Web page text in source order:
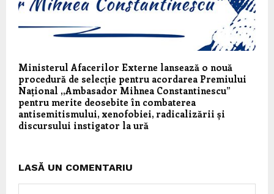
Ministerul Afacerilor Externe lansează o nouă
procedură de selecție pentru acordarea Premiului
Național ,,Ambasador Mihnea Constantinescu”
pentru merite deosebite în combaterea
antisemitismului, xenofobiei, radicalizării și
discursului instigator la ură
LASĂ UN COMENTARIU